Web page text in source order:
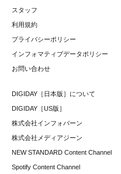
スタッフ
利用規約
プライバシーポリシー
インフォマティブデータポリシー
お問い合わせ
DIGIDAY［日本版］について
DIGIDAY［US版］
株式会社インフォバーン
株式会社メディアジーン
NEW STANDARD Content Channel
Spotify Content Channel